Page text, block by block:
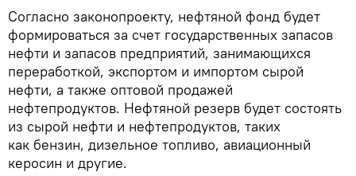
Согласно законопроекту, нефтяной фонд будет
формироваться за счет государственных запасов
нефти и запасов предприятий, занимающихся
переработкой, экспортом и импортом сырой
нефти, а также оптовой продажей
нефтепродуктов. Нефтяной резерв будет состоять
из сырой нефти и нефтепродуктов, таких
как бензин, дизельное топливо, авиационный
керосин и другие.